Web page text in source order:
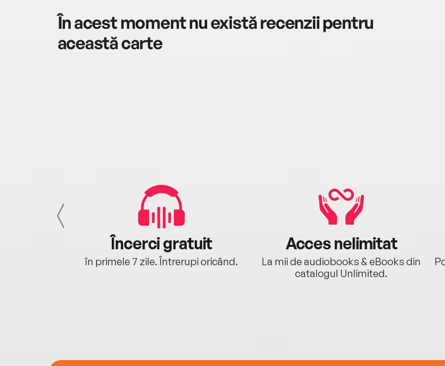
În acest moment nu există recenzii pentru
această carte
Încerci gratuit
în primele 7 zile. Întrerupi oricând.
Acces nelimitat
La mii de audiobooks & eBooks din
catalogul Unlimited.